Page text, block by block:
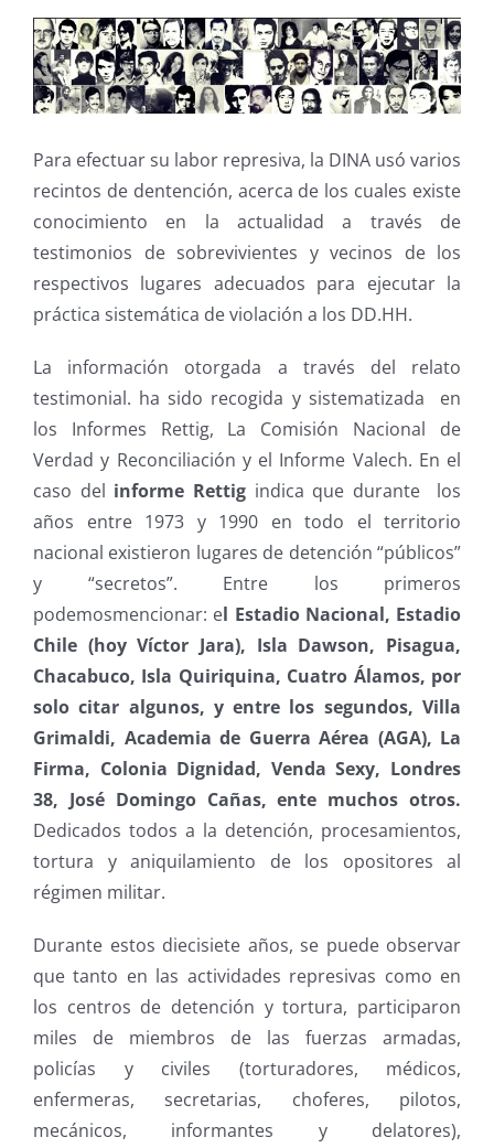
Para efectuar su labor represiva, la DINA usó varios
recintos de dentención, acerca de los cuales existe
conocimiento en la actualidad a través de
testimonios de sobrevivientes y vecinos de los
respectivos lugares adecuados para ejecutar la
práctica sistemática de violación a los DD.HH.
La información otorgada a través del relato
testimonial. ha sido recogida y sistematizada en
los Informes Rettig, La Comisión Nacional de
Verdad y Reconciliación y el Informe Valech. En el
caso del informe Rettigindica que durante los
años entre 1973 y 1990 en todo el territorio
nacional existieron lugares de detención “públicos”
y “secretos”. Entre los primeros
podemosmencionar: el Estadio Nacional, Estadio
Chile (hoy Víctor Jara), Isla Dawson, Pisagua,
Chacabuco, Isla Quiriquina, Cuatro Álamos, por
solo citar algunos, y entre los segundos, Villa
Grimaldi, Academia de Guerra Aérea (AGA), La
Firma, Colonia Dignidad, Venda Sexy, Londres
38, José Domingo Cañas, ente muchos otros.
Dedicados todos a la detención, procesamientos,
tortura y aniquilamiento de los opositores al
régimen militar.
Durante estos diecisiete años, se puede observar
que tanto en las actividades represivas como en
los centros de detención y tortura, participaron
miles de miembros de las fuerzas armadas,
policías y civiles (torturadores, médicos,
enfermeras, secretarias, choferes, pilotos,
mecánicos, informantes y delatores),